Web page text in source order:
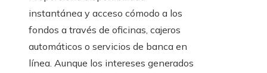
instantánea y acceso cómodo a los
fondos a través de oficinas, cajeros
automáticos o servicios de banca en
línea. Aunque los intereses generados